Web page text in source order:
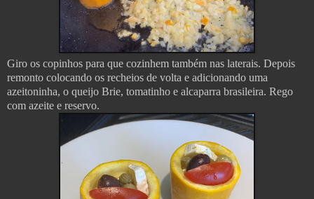
Giro os copinhos para que cozinhem também nas laterais. Depois
remonto colocando os recheios de volta e adicionando uma
azeitoninha, o queijo Brie, tomatinho e alcaparra brasileira. Rego
com azeite e reservo.